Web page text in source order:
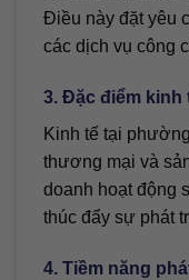
Điều này đặt yêu
các dịch vụ công
3. Đặc điểm kinh
Kinh tế tại
thương mại và
doanh hoạt động
thúc đẩy sự phát
4. Tiềm năng